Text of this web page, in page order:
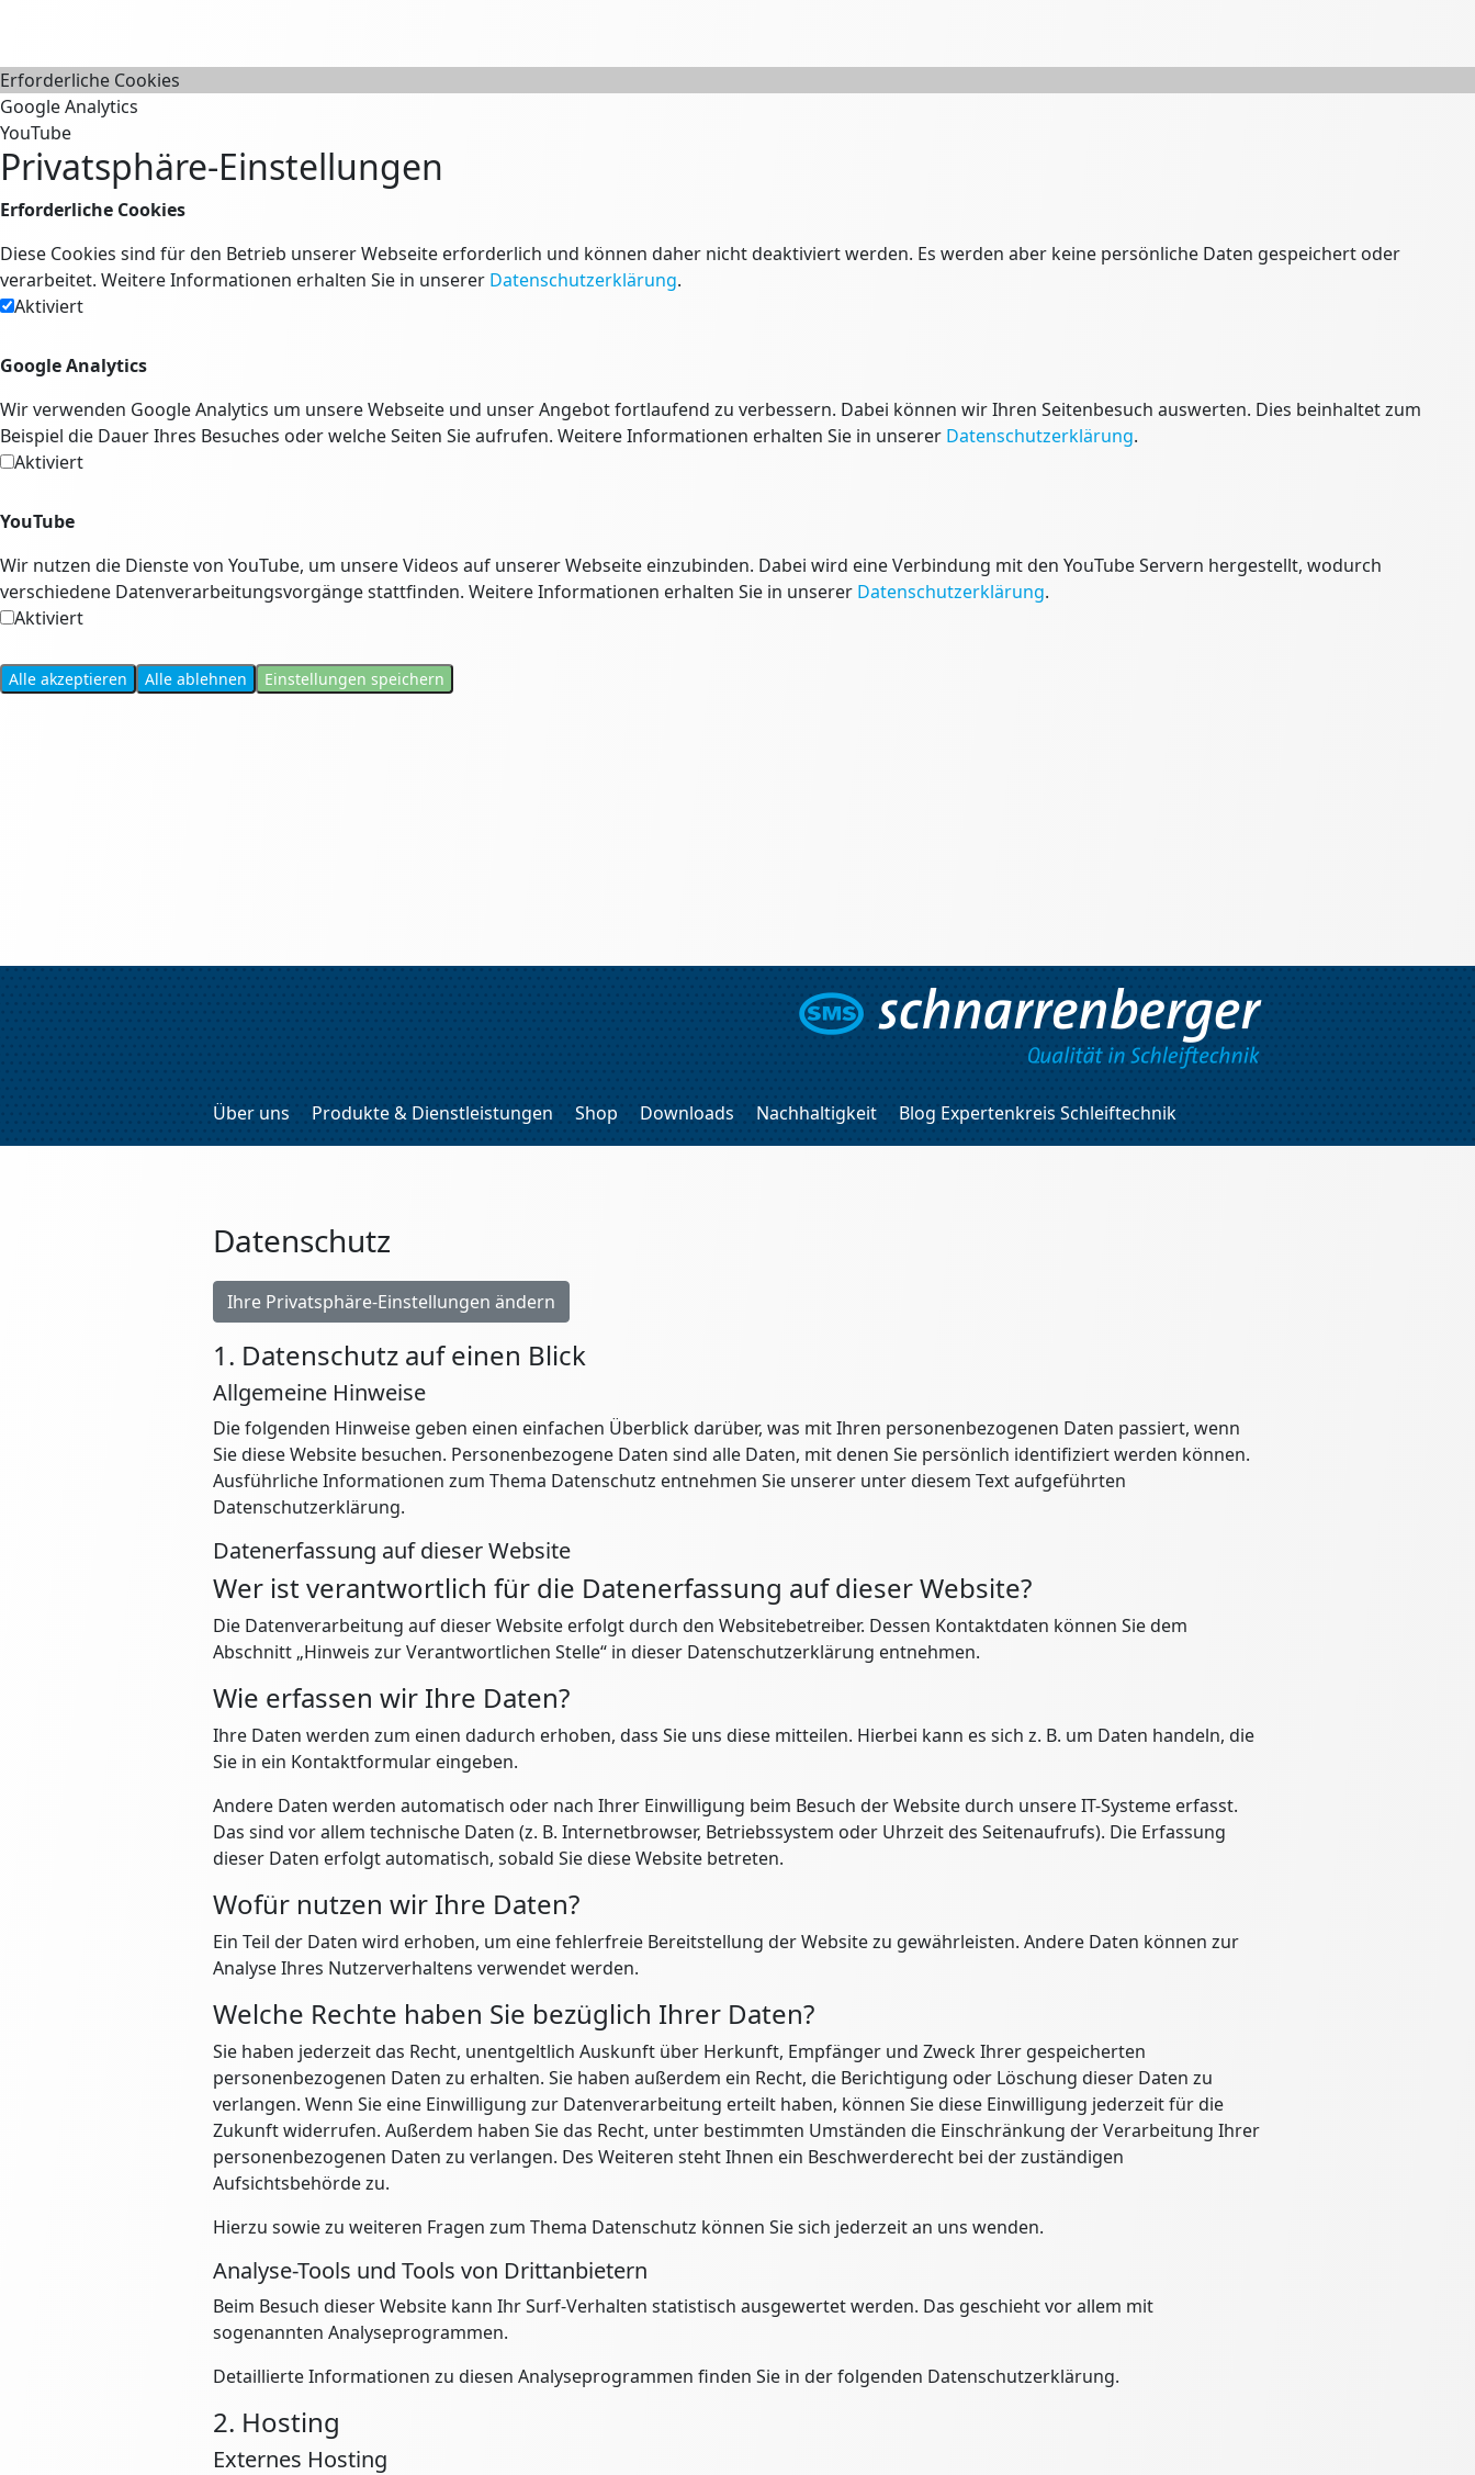
Erforderliche Cookies
Google Analytics
YouTube
Privatsphäre-Einstellungen
Erforderliche Cookies
Diese Cookies sind für den Betrieb unserer Webseite erforderlich und können daher nicht deaktiviert werden. Es werden aber keine persönliche Daten gespeichert oder
verarbeitet. Weitere Informationen erhalten Sie in unserer Datenschutzerklärung.
Aktiviert
Google Analytics
Wir verwenden Google Analytics um unsere Webseite und unser Angebot fortlaufend zu verbessern. Dabei können wir Ihren Seitenbesuch auswerten. Dies beinhaltet zum
Beispiel die Dauer Ihres Besuches oder welche Seiten Sie aufrufen. Weitere Informationen erhalten Sie in unserer Datenschutzerklärung.
Aktiviert
YouTube
Wir nutzen die Dienste von YouTube, um unsere Videos auf unserer Webseite einzubinden. Dabei wird eine Verbindung mit den YouTube Servern hergestellt, wodurch
verschiedene Datenverarbeitungsvorgänge stattfinden. Weitere Informationen erhalten Sie in unserer Datenschutzerklärung.
Aktiviert
Alle akzeptieren Alle ablehnen Einstellungen speichern
Über uns Produkte & Dienstleistungen Shop Downloads Nachhaltigkeit Blog Expertenkreis Schleiftechnik
Datenschutz
Ihre Privatsphäre-Einstellungen ändern
1. Datenschutz auf einen Blick
Allgemeine Hinweise
Die folgenden Hinweise geben einen einfachen Überblick darüber, was mit Ihren personenbezogenen Daten passiert, wenn
Sie diese Website besuchen. Personenbezogene Daten sind alle Daten, mit denen Sie persönlich identifiziert werden können.
Ausführliche Informationen zum Thema Datenschutz entnehmen Sie unserer unter diesem Text aufgeführten
Datenschutzerklärung.
Datenerfassung auf dieser Website
Wer ist verantwortlich für die Datenerfassung auf dieser Website?
Die Datenverarbeitung auf dieser Website erfolgt durch den Websitebetreiber. Dessen Kontaktdaten können Sie dem
Abschnitt „Hinweis zur Verantwortlichen Stelle“ in dieser Datenschutzerklärung entnehmen.
Wie erfassen wir Ihre Daten?
Ihre Daten werden zum einen dadurch erhoben, dass Sie uns diese mitteilen. Hierbei kann es sich z. B. um Daten handeln, die
Sie in ein Kontaktformular eingeben.
Andere Daten werden automatisch oder nach Ihrer Einwilligung beim Besuch der Website durch unsere IT-Systeme erfasst.
Das sind vor allem technische Daten (z. B. Internetbrowser, Betriebssystem oder Uhrzeit des Seitenaufrufs). Die Erfassung
dieser Daten erfolgt automatisch, sobald Sie diese Website betreten.
Wofür nutzen wir Ihre Daten?
Ein Teil der Daten wird erhoben, um eine fehlerfreie Bereitstellung der Website zu gewährleisten. Andere Daten können zur
Analyse Ihres Nutzerverhaltens verwendet werden.
Welche Rechte haben Sie bezüglich Ihrer Daten?
Sie haben jederzeit das Recht, unentgeltlich Auskunft über Herkunft, Empfänger und Zweck Ihrer gespeicherten
personenbezogenen Daten zu erhalten. Sie haben außerdem ein Recht, die Berichtigung oder Löschung dieser Daten zu
verlangen. Wenn Sie eine Einwilligung zur Datenverarbeitung erteilt haben, können Sie diese Einwilligung jederzeit für die
Zukunft widerrufen. Außerdem haben Sie das Recht, unter bestimmten Umständen die Einschränkung der Verarbeitung Ihrer
personenbezogenen Daten zu verlangen. Des Weiteren steht Ihnen ein Beschwerderecht bei der zuständigen
Aufsichtsbehörde zu.
Hierzu sowie zu weiteren Fragen zum Thema Datenschutz können Sie sich jederzeit an uns wenden.
Analyse-Tools und Tools von Dritt­anbietern
Beim Besuch dieser Website kann Ihr Surf-Verhalten statistisch ausgewertet werden. Das geschieht vor allem mit
sogenannten Analyseprogrammen.
Detaillierte Informationen zu diesen Analyseprogrammen finden Sie in der folgenden Datenschutzerklärung.
2. Hosting
Externes Hosting